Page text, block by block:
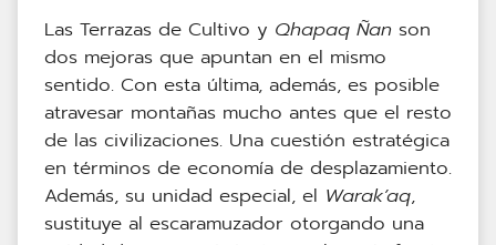
Las Terrazas de Cultivo y Qhapaq Ñan son
dos mejoras que apuntan en el mismo
sentido. Con esta última, además, es posible
atravesar montañas mucho antes que el resto
de las civilizaciones. Una cuestión estratégica
en términos de economía de desplazamiento.
Además, su unidad especial, el Warak’aq,
sustituye al escaramuzador otorgando una